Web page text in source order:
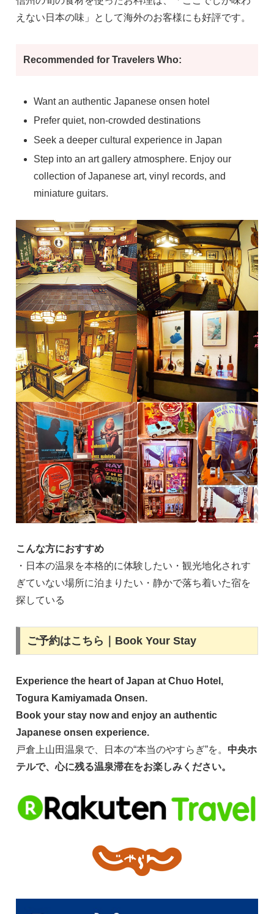
えない日本の味」として海外のお客様にも好評です。
Recommended for Travelers Who:
Want an authentic Japanese onsen hotel
Prefer quiet, non-crowded destinations
Seek a deeper cultural experience in Japan
Step into an art gallery atmosphere. Enjoy our
collection of Japanese art, vinyl records, and
miniature guitars.
こんな方におすすめ
・日本の温泉を本格的に体験したい・観光地化されす
ぎていない場所に泊まりたい・静かで落ち着いた宿を
探している
ご予約はこちら｜Book Your Stay
Experience the heart of Japan at Chuo Hotel,
Togura Kamiyamada Onsen.
Book your stay now and enjoy an authentic
Japanese onsen experience.
戸倉上山田温泉で、日本の“本当のやすらぎ”を。 中央ホ
テルで、心に残る温泉滞在をお楽しみください。